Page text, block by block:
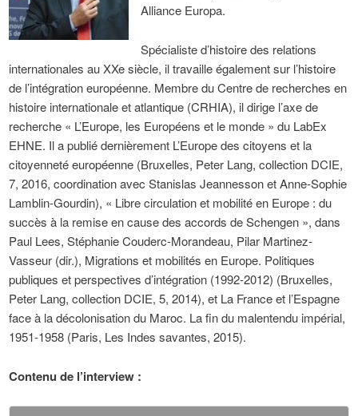
Alliance Europa.
Spécialiste d’histoire des relations
internationales au XXe siècle, il travaille également sur l’histoire
de l’intégration européenne. Membre du Centre de recherches en
histoire internationale et atlantique (CRHIA), il dirige l’axe de
recherche « L’Europe, les Européens et le monde » du LabEx
EHNE. Il a publié dernièrement L’Europe des citoyens et la
citoyenneté européenne (Bruxelles, Peter Lang, collection DCIE,
7, 2016, coordination avec Stanislas Jeannesson et Anne-Sophie
Lamblin-Gourdin), « Libre circulation et mobilité en Europe : du
succès à la remise en cause des accords de Schengen », dans
Paul Lees, Stéphanie Couderc-Morandeau, Pilar Martinez-
Vasseur (dir.), Migrations et mobilités en Europe. Politiques
publiques et perspectives d’intégration (1992-2012) (Bruxelles,
Peter Lang, collection DCIE, 5, 2014), et La France et l’Espagne
face à la décolonisation du Maroc. La fin du malentendu impérial,
1951-1958 (Paris, Les Indes savantes, 2015).
Contenu de l’interview :